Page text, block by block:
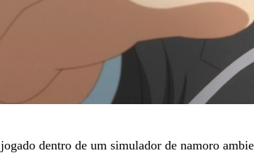
dentro de um simulador de namoro